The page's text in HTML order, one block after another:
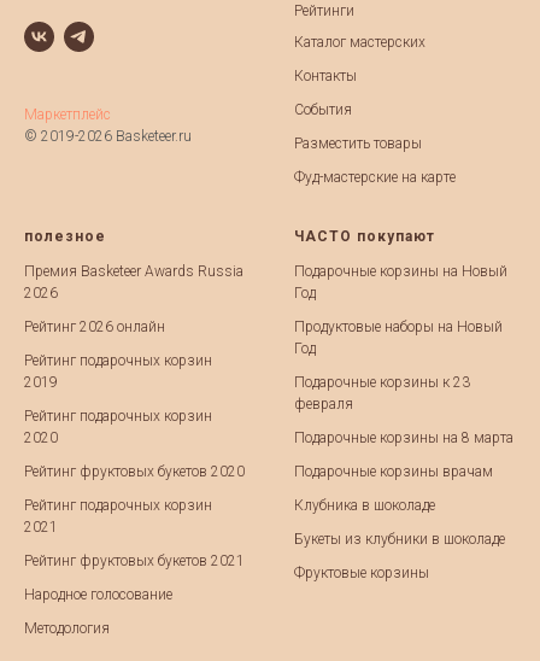
Маркетплейс
© 2019-2026 Basketeer.ru
Рейтинги
Каталог мастерских
Контакты
События
Разместить товары
Фуд-мастерские на карте
полезное
Премия Basketeer Awards Russia
2026
Рейтинг 2026 онлайн
Рейтинг подарочных корзин
2019
Рейтинг подарочных корзин
2020
Рейтинг фруктовых букетов 2020
Рейтинг подарочных корзин
2021
Рейтинг фруктовых букетов 2021
Народное голосование
Методология
ЧАСТО покупают
Подарочные корзины на Новый
Год
Продуктовые наборы на Новый
Год
Подарочные корзины к 23
февраля
Подарочные корзины на 8 марта
Подарочные корзины врачам
Клубника в шоколаде
Букеты из клубники в шоколаде
Фруктовые корзины